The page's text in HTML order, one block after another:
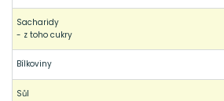
Sacharidy
- z toho cukry
Bílkoviny
Sůl